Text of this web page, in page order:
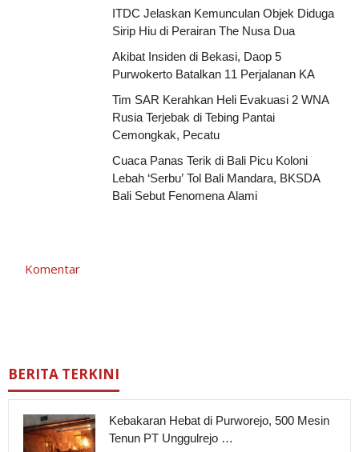
ITDC Jelaskan Kemunculan Objek Diduga
Sirip Hiu di Perairan The Nusa Dua
Akibat Insiden di Bekasi, Daop 5
Purwokerto Batalkan 11 Perjalanan KA
Tim SAR Kerahkan Heli Evakuasi 2 WNA
Rusia Terjebak di Tebing Pantai
Cemongkak, Pecatu
Cuaca Panas Terik di Bali Picu Koloni
Lebah ‘Serbu’ Tol Bali Mandara, BKSDA
Bali Sebut Fenomena Alami
Komentar
BERITA TERKINI
Kebakaran Hebat di Purworejo, 500 Mesin
Tenun PT Unggulrejo …